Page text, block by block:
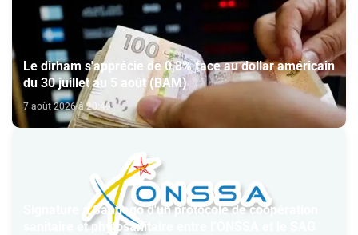
Le dirham s'apprécie de 0,8% face au dollar américain
du 30 juillet au 5 août (BAM)
7 août 2026 à 20:49
Signature à Santiago d'un protocole de coopération
sanitaire et phytosanitaire entre l’ONSSA et le SAG